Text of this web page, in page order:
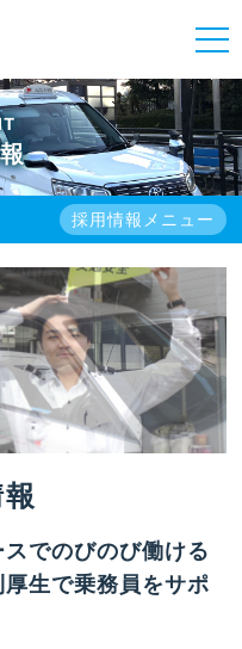
採用情報メニュー
でのびのび働ける
生で乗務員をサポ